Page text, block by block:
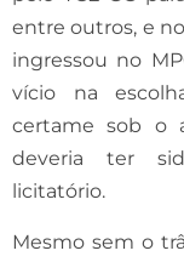
entre outros, e
ingressou no
vício na
certame sob o
deveria ter
licitatório.
Mesmo sem o